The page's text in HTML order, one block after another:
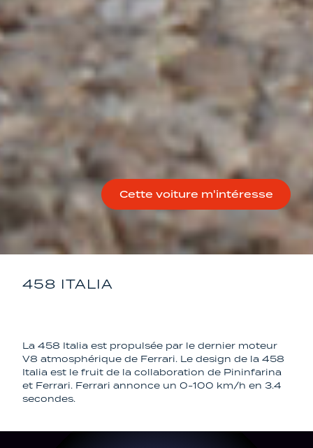
Cette voiture m'intéresse
458 ITALIA
La 458 Italia est propulsée par le dernier moteur
V8 atmosphérique de Ferrari. Le design de la 458
Italia est le fruit de la collaboration de Pininfarina
et Ferrari. Ferrari annonce un 0-100 km/h en 3.4
secondes.